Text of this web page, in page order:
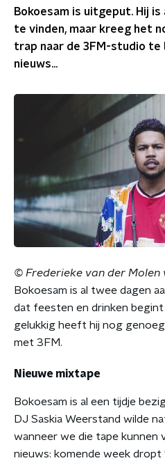
Bokoesam is uitgeput. Hij
te vinden, maar kreeg het
trap naar de 3FM-studio te
nieuws...
© Frederieke van der Molen
Bokoesam is al twee dagen
dat feesten en drinken begint
gelukkig heeft hij nog
met 3FM.
Nieuwe mixtape
Bokoesam is al een tijdje
DJ Saskia Weerstand wilde
wanneer we die tape kunnen
nieuws: komende week dropt